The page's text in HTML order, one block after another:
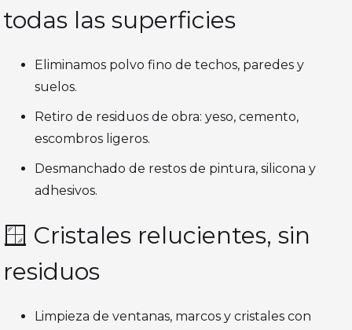
todas las superficies
Eliminamos polvo fino de techos, paredes y
suelos.
Retiro de residuos de obra: yeso, cemento,
escombros ligeros.
Desmanchado de restos de pintura, silicona y
adhesivos.
🪟 Cristales relucientes, sin
residuos
Limpieza de ventanas, marcos y cristales con